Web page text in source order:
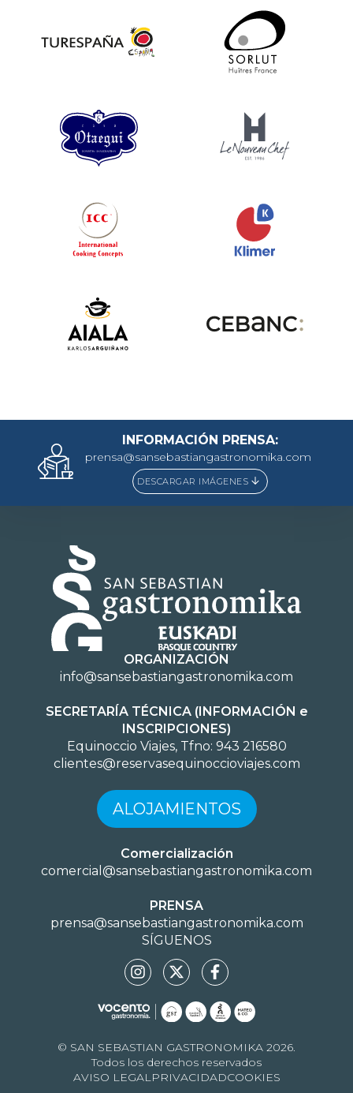
INFORMACIÓN PRENSA:
prensa@sansebastiangastronomika.com
DESCARGAR IMÁGENES
ORGANIZACIÓN
info@sansebastiangastronomika.com
SECRETARÍA TÉCNICA (INFORMACIÓN e
INSCRIPCIONES)
Equinoccio Viajes, Tfno: 943 216580
clientes@reservasequinoccioviajes.com
ALOJAMIENTOS
Comercialización
comercial@sansebastiangastronomika.com
PRENSA
prensa@sansebastiangastronomika.com
SÍGUENOS
© SAN SEBASTIAN GASTRONOMIKA 2026.
Todos los derechos reservados
AVISO LEGALPRIVACIDADCOOKIES